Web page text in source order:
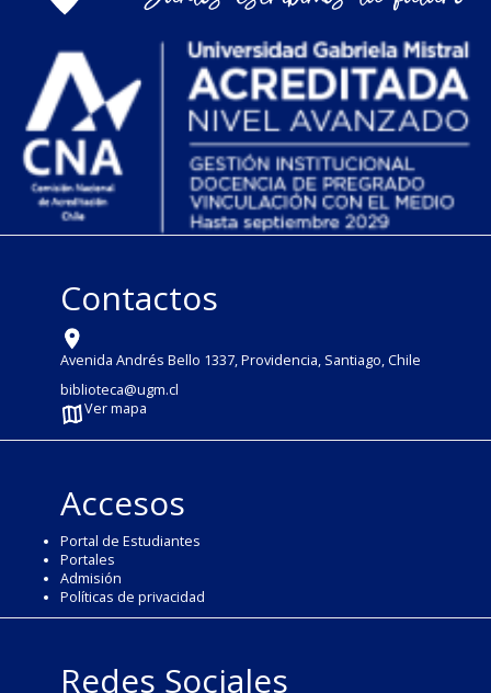
Contactos
Avenida Andrés Bello 1337, Providencia, Santiago, Chile
biblioteca@ugm.cl
Ver mapa
Accesos
Portal de Estudiantes
Portales
Admisión
Políticas de privacidad
Redes Sociales